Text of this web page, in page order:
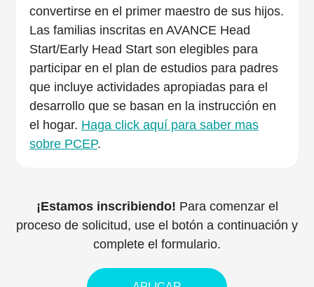
convertirse en el primer maestro de sus hijos.
Las familias inscritas en AVANCE Head
Start/Early Head Start son elegibles para
participar en el plan de estudios para padres
que incluye actividades apropiadas para el
desarrollo que se basan en la instrucción en
el hogar. Haga click aquí para saber mas
sobre PCEP.
¡Estamos inscribiendo! Para comenzar el
proceso de solicitud, use el botón a continuación y
complete el formulario.